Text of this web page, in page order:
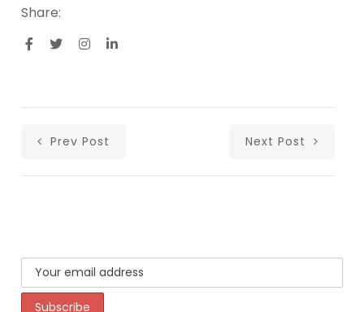
Share:
Prev Post Next Post